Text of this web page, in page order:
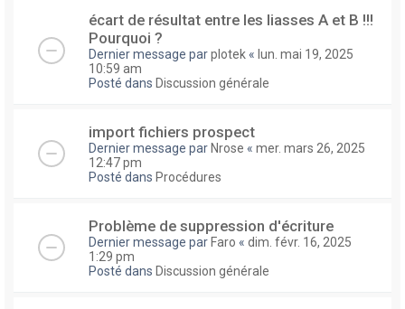
écart de résultat entre les liasses A et B !!!
Pourquoi ?
Dernier message parplotek « lun. mai 19, 2025
10:59 am
Posté dans Discussion générale
import fichiers prospect
Dernier message par Nrose « mer. mars 26, 2025
12:47 pm
Posté dans Procédures
Problème de suppression d'écriture
Dernier message par Faro « dim. févr. 16, 2025
1:29 pm
Posté dans Discussion générale